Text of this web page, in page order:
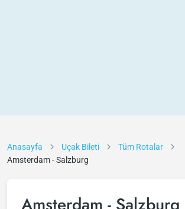
Anasayfa Uçak Bileti
Tüm Rotalar
Amsterdam - Salzburg